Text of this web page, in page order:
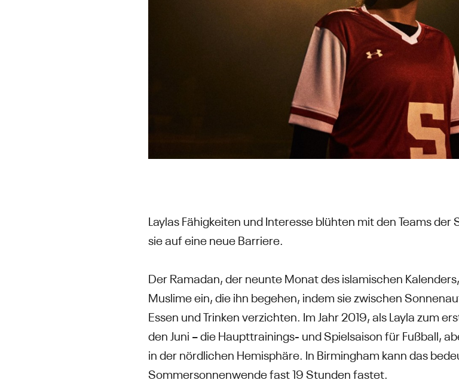
Laylas Fähigkeiten und Interesse blühten mit den Teams
sie auf eine neue Barriere.
Der Ramadan, der neunte Monat des islamischen
Muslime ein, die ihn begehen, indem sie zwischen
Essen und Trinken verzichten. Im Jahr 2019, als Layla zum
den Juni – die Haupttrainings- und Spielsaison für Fußball,
in der nördlichen Hemisphäre. In Birmingham kann das
Sommersonnenwende fast 19 Stunden fastet.